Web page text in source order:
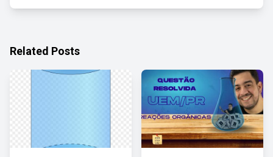
Related Posts